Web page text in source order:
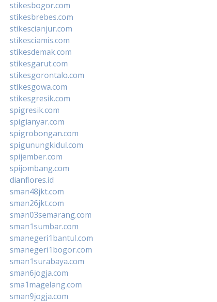
stikesbogor.com
stikesbrebes.com
stikescianjur.com
stikesciamis.com
stikesdemak.com
stikesgarut.com
stikesgorontalo.com
stikesgowa.com
stikesgresik.com
spigresik.com
spigianyar.com
spigrobongan.com
spigunungkidul.com
spijember.com
spijombang.com
dianflores.id
sman48jkt.com
sman26jkt.com
sman03semarang.com
sman1sumbar.com
smanegeri1bantul.com
smanegeri1bogor.com
sman1surabaya.com
sman6jogja.com
sma1magelang.com
sman9jogja.com